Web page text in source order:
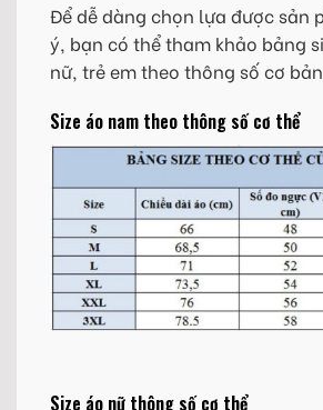
Để dễ dàng chọn lựa được sản
ý, bạn có thể tham khảo bảng
nữ, trẻ em theo thông số cơ
Size áo nam theo thông số cơ thể
Size áo nữ thông số cơ thể